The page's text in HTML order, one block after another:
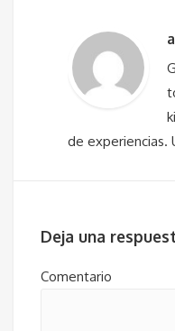
de experiencias.
Deja una
Comentario